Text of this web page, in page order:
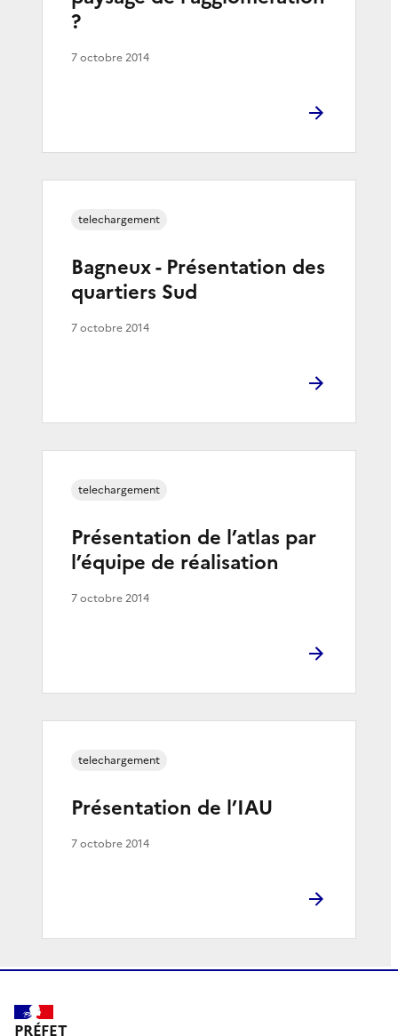
?
7 octobre 2014
Bagneux - Présentation des
quartiers Sud
telechargement
7 octobre 2014
Présentation de l’atlas par
l’équipe de réalisation
telechargement
7 octobre 2014
Présentation de l’IAU
telechargement
7 octobre 2014
PRÉFET